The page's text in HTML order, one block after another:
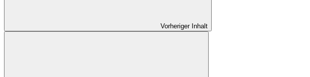
Vorheriger Inhalt